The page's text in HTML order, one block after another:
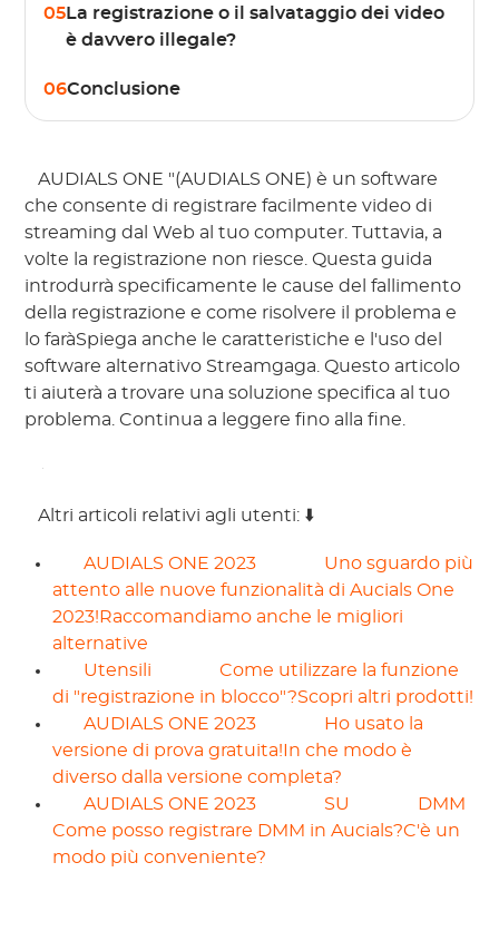
05La registrazione o il salvataggio dei video
è davvero illegale?
06Conclusione
AUDIALS ONE "(AUDIALS ONE) è un software
che consente di registrare facilmente video di
streaming dal Web al tuo computer. Tuttavia, a
volte la registrazione non riesce. Questa guida
introdurrà specificamente le cause del fallimento
della registrazione e come risolvere il problema e
lo faràSpiega anche le caratteristiche e l'uso del
software alternativo Streamgaga. Questo articolo
ti aiuterà a trovare una soluzione specifica al tuo
problema. Continua a leggere fino alla fine.
Altri articoli relativi agli utenti: ⬇️
AUDIALS ONE 2023
Uno sguardo più
attento alle nuove funzionalità di Aucials One
2023!Raccomandiamo anche le migliori
alternative
Utensili
Come utilizzare la funzione
AUDIALS ONE 2023
Ho usato la
versione di prova gratuita!In che modo è
diverso dalla versione completa?
AUDIALS ONE 2023
SU
Come posso registrare DMM in Aucials?C'è un
modo più conveniente?